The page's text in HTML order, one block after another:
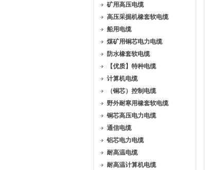
矿用高压电缆
高压采掘机橡套软电缆
船用电缆
煤矿用铜芯电力电缆
防水橡套软电缆
【优质】特种电缆
计算机电缆
（铜芯）控制电缆
野外耐寒用橡套软电缆
铜芯高压电力电缆
通信电缆
铝芯电力电缆
耐高温电缆
耐高温计算机电缆